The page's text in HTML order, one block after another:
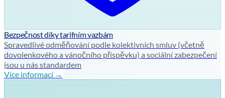
Bezpečnost díky tarifním vazbám
Spravedlivé odměňování podle kolektivních smluv (včetně
dovolenkového a vánočního příspěvku) a sociální zabezpečení
jsou u nás standardem
Více informací →